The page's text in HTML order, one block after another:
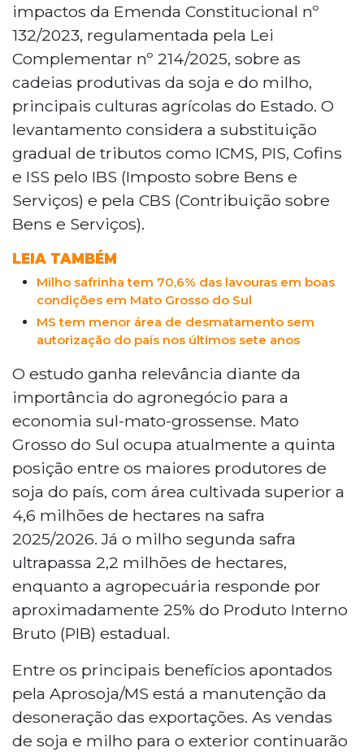
A análise avalia os impactos da EC 132/2023
sobre soja e milho e aponta benefícios na
recuperação de créditos tributários, mas alerta
para o aumento de custos com fertilizantes,
que passarão a ter tributação estimada em
11,19%.
impactos da Emenda Constitucional nº
132/2023, regulamentada pela Lei
Complementar nº 214/2025, sobre as
cadeias produtivas da soja e do milho,
principais culturas agrícolas do Estado. O
levantamento considera a substituição
gradual de tributos como ICMS, PIS, Cofins
e ISS pelo IBS (Imposto sobre Bens e
Serviços) e pela CBS (Contribuição sobre
Bens e Serviços).
LEIA TAMBÉM
Milho safrinha tem 70,6% das lavouras em boas
condições em Mato Grosso do Sul
MS tem menor área de desmatamento sem
autorização do país nos últimos sete anos
O estudo ganha relevância diante da
importância do agronegócio para a
economia sul-mato-grossense. Mato
Grosso do Sul ocupa atualmente a quinta
posição entre os maiores produtores de
soja do país, com área cultivada superior a
4,6 milhões de hectares na safra
2025/2026. Já o milho segunda safra
ultrapassa 2,2 milhões de hectares,
enquanto a agropecuária responde por
aproximadamente 25% do Produto Interno
Bruto (PIB) estadual.
Entre os principais benefícios apontados
pela Aprosoja/MS está a manutenção da
desoneração das exportações. As vendas
de soja e milho para o exterior continuarão